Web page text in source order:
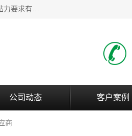
该类保护膜有复合，透明、奶白、蓝色、黑白等膜型。特高粘，高粘，中高粘，中粘，中低粘，低粘等。对于不同的粘力要求有相应的产品相适配。无胶渍残留污染。在较宽的收卷幅度下平整无皱纹，收卷长度大，利于机械化及自动化施工粘贴。为您的产品提供的表面保护解决方案。 产品广泛适用于：铝材、不锈钢、金属、塑料、电子、家电、家具、玻璃、化工材料、装饰材料等。
公司动态 客户案例
商